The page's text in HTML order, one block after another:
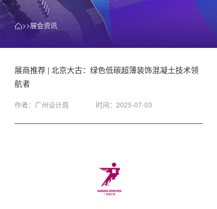
>>展会资讯
展商推荐 | 北京大古：绿色低碳超薄装饰混凝土技术领
航者
作者：广州设计周 时间：2025-07-03